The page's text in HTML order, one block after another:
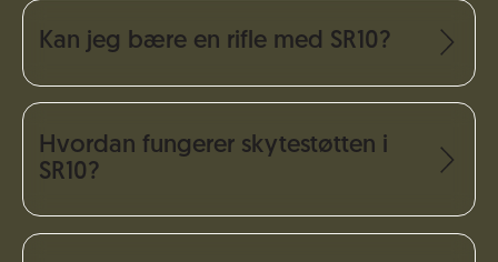
Kan jeg bære en rifle med SR10?
Hvordan fungerer skytestøtten i
SR10?